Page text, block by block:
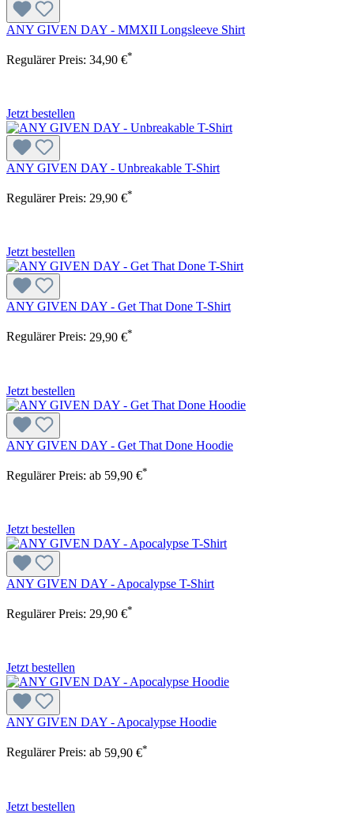
ANY GIVEN DAY - MMXII Longsleeve Shirt
Regulärer Preis: 34,90 €*
Jetzt bestellen
ANY GIVEN DAY - Unbreakable T-Shirt
Regulärer Preis: 29,90 €*
Jetzt bestellen
ANY GIVEN DAY - Get That Done T-Shirt
Regulärer Preis: 29,90 €*
Jetzt bestellen
ANY GIVEN DAY - Get That Done Hoodie
Regulärer Preis: ab 59,90 €*
Jetzt bestellen
ANY GIVEN DAY - Apocalypse T-Shirt
Regulärer Preis: 29,90 €*
Jetzt bestellen
ANY GIVEN DAY - Apocalypse Hoodie
Regulärer Preis: ab 59,90 €*
Jetzt bestellen